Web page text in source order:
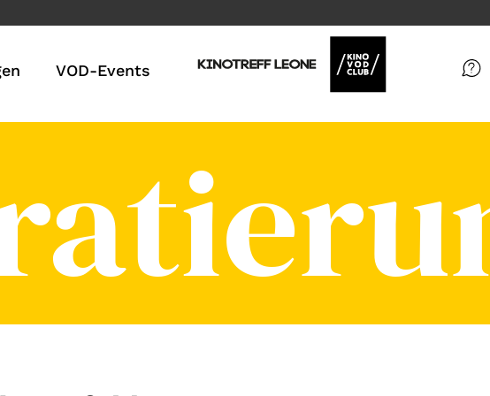
Filme
Kuratierungen
VOD-Events
So geht’s
VOD-Events